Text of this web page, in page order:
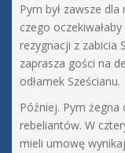
Pym był zawsze
czego
rezygnacji z zabicia
zaprasza gości na
odłamek Sześcianu.
Później. Pym żegna
rebeliantów. W
mieli umowę